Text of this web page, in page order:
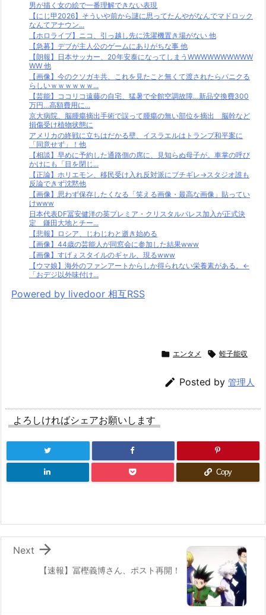
男が描く女の絵で一番理解できない表現
【にじ甲2026】そういや前から謎に思ってたんやがなんでマドロック
なんてアナウン...
【ホロライブ】ニコ、引っ越し先に洗濯機置き場がない 他
【急募】デブが主人公のゲームにありがちな事 他
【朗報】日本サッカー、20年安泰になってしまうWWWWWWWWWW
WW 他
【画像】今のクソガキ共、これを見たこと無くて渡されたらパニクる
らしいｗｗｗｗｗｗ...
【芸能】ココリコ遠藤の自宅、猛暑で全館空調故障…新品交換費300
万円…高額費用に...
京大病院、脳腫瘍摘出手術で誤って腫瘍の無い部位を摘出 脳幹など
損傷受け植物状態に
アメリカの終戦に立ちはだかる壁、イスラエルはトランプ和平案に
「同意せず」！他
【相談】早めに予約した通路側の席に、見知らぬ母子が。車掌の呼び
かけにも「目を閉じ...
【正論】ホリエモン、移民受け入れ反対派にブチギレ→スタジオ誰も
反論できず沈黙他
【画像】思わず保存したくなる「笑える画像・最高な画像」貼ってい
けwww
日本代表DF冨安健洋の英プレミア・クリスタルパレス加入が正式決
定 鎌田大地とチー...
【悲報】ロシア、じわじわと逝き始める
【画像】44歳の芸能人が同窓会に参加した結果www
【画像】すげぇスタイルのギャル、現るwww
【ウマ娘】海外のファンアートからしか得られない栄養素がある。←
「おデジ以外味付け...
Powered by livedoor 相互RSS
 エンタメ  蛭子能収
 Posted by 管理人
よろしければシェアお願いします
Copy
【速報】冨樫義博さん、ポスト再開！

Next